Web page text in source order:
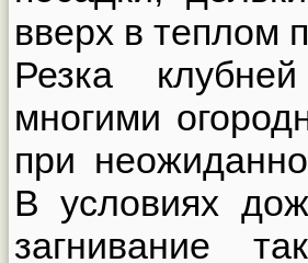
вверх в теплом
Резка
многими
при
В условиях
загнивание